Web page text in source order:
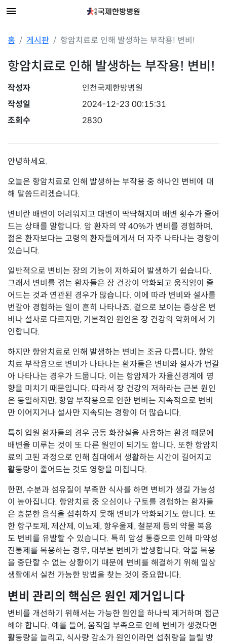
홈 게시판 항암치료로 인해 발생하는 부작용! 변비!
항암치료로 인해 발생하는 부작용! 변비!
작성자
인천국제한방병원
작성일
2024-12-23 00:15:31
조회수
2830
안녕하세요.
오늘은 항암치료로 인해 발생하는 부작용 중 하나인 변비에 대
해 말씀드리겠습니다.
변비란 배변이 어려워지고 대변이 딱딱해지며 배변 횟수가 줄어
드는 상태를 말합니다. 암 환자의 약 40%가 변비를 경험하며,
젊은 환자보다는 고령의 환자들에게서 더 자주 나타나는 경향이
있습니다.
일반적으로 변비는 장의 기능이 저하되어 발생하기 쉽습니다.
그래서 변비를 겪는 환자들은 장 건강이 악화되고 움직임이 줄
어드는 것과 연관된 경우가 많습니다. 이에 따라 변비와 설사를
번갈아 경험하는 일이 흔히 나타나죠. 겉으로 보이는 증상은 변
비나 설사로 다르지만, 기본적인 원인은 장 건강의 악화에서 기
인합니다.
하지만 항암치료로 인해 발생하는 변비는 조금 다릅니다. 항암
치료 부작용으로 변비가 나타나는 환자들은 변비와 설사가 번갈
아 나타나는 경우가 드뭅니다. 이는 항암제가 자율신경계에 영
향을 미치기 때문입니다. 따라서 장 건강의 저하라는 근본 원인
은 동일하지만, 항암 부작용으로 인한 변비는 지속적으로 변비
만 이어지거나 설사만 지속되는 경향이 더 많습니다.
특히 입원 환자들의 경우 공동 화장실을 사용하는 환경 때문에
배변을 미루는 것이 또 다른 원인이 되기도 합니다. 또한 항암치
료의 고된 과정으로 인해 침대에서 생활하는 시간이 길어지고
활동량이 줄어드는 것도 영향을 미칩니다.
한편, 수분과 섬유질이 부족한 식사를 하면 변비가 생길 가능성
이 높아집니다. 항암치료 중 오심이나 구토를 경험하는 환자들
은 충분한 음식을 섭취하지 못해 변비가 악화되기도 합니다. 또
한 항구토제, 제산제, 이뇨제, 항우울제, 철분제 등의 약물 복용
도 변비를 유발할 수 있습니다. 특히 암성 통증으로 인해 마약성
진통제를 복용하는 경우, 대부분 변비가 발생합니다. 약물 복용
을 중단할 수 없는 상황이기 때문에 변비를 해결하기 위해 일상
생활에서 실천 가능한 방법을 찾는 것이 중요합니다.
변비 관리의 핵심은 원인 제거입니다
변비를 개선하기 위해서는 가능한 원인을 하나씩 제거하며 접근
해야 합니다. 예를 들어, 움직임 부족으로 인해 변비가 생겼다면
활동량을 늘리고, 식사량 감소가 원인이라면 섭취량을 늘릴 방